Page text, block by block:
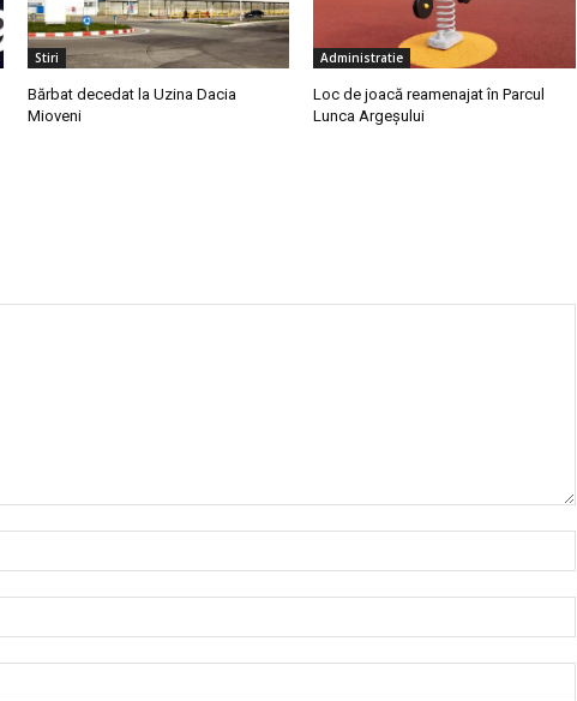
Stiri
Bărbat decedat la Uzina Dacia
Mioveni
Administratie
Loc de joacă reamenajat în Parcul
Lunca Argeșului